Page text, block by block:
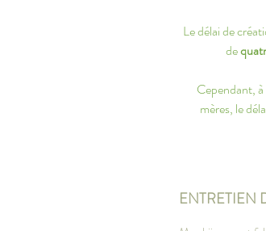
Le délai de
de
Cependant,
mères, le
ENTRETIEN